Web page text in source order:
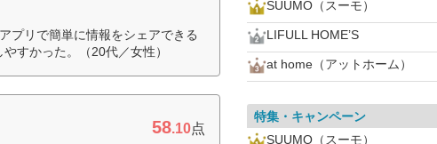
プリで簡単に情報をシェアできる
すかった。（20代／女性）
58.10点
SUUMO（スーモ）
LIFULL HOME’S
at home（アットホーム）
特集・キャンペーン
SUUMO（スーモ）